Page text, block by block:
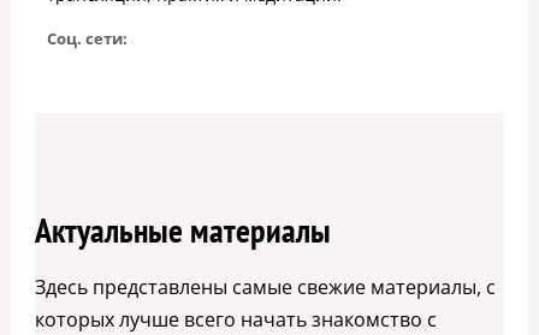
Соц. сети:
Актуальные материалы
Здесь представлены самые свежие материалы, с
которых лучше всего начать знакомство с